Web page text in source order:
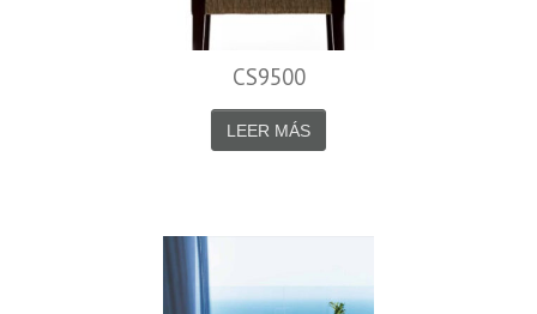
CS9500
LEER MÁS